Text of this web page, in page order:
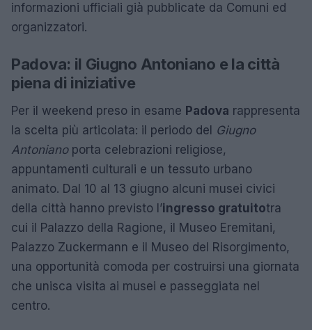
informazioni ufficiali già pubblicate da Comuni ed
organizzatori.
Padova: il Giugno Antoniano e la città
piena di iniziative
Per il weekend preso in esame Padova rappresenta
la scelta più articolata: il periodo del Giugno
Antonianoporta celebrazioni religiose,
appuntamenti culturali e un tessuto urbano
animato. Dal 10 al 13 giugno alcuni musei civici
della città hanno previsto l’ingresso gratuitotra
cui il Palazzo della Ragione, il Museo Eremitani,
Palazzo Zuckermann e il Museo del Risorgimento,
una opportunità comoda per costruirsi una giornata
che unisca visita ai musei e passeggiata nel
centro.